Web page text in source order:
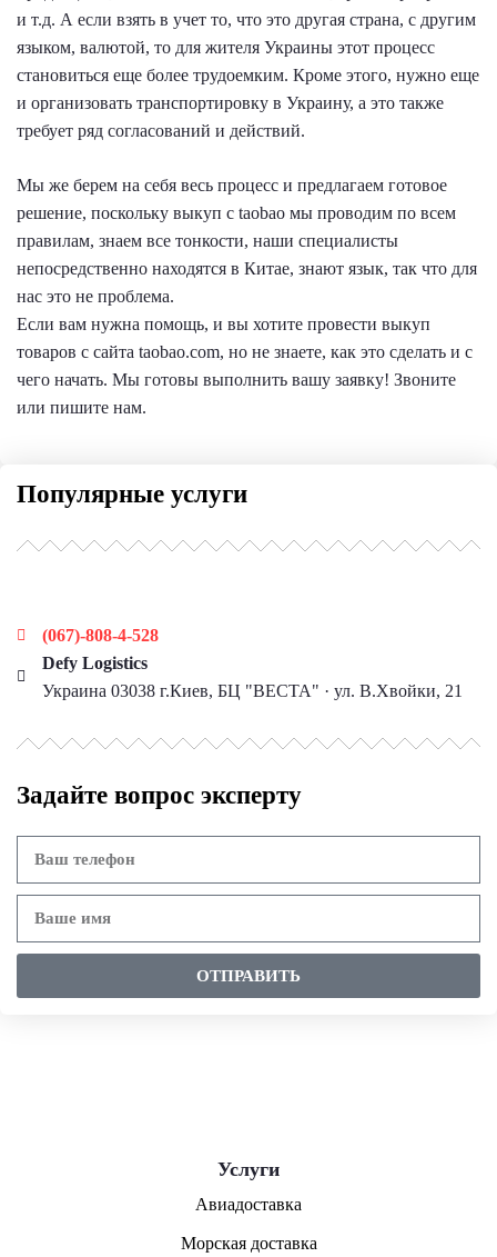
и т.д. А если взять в учет то, что это другая страна, с другим
языком, валютой, то для жителя Украины этот процесс
становиться еще более трудоемким. Кроме этого, нужно еще
и организовать транспортировку в Украину, а это также
требует ряд согласований и действий.
Мы же берем на себя весь процесс и предлагаем готовое
решение, поскольку выкуп с taobao мы проводим по всем
правилам, знаем все тонкости, наши специалисты
непосредственно находятся в Китае, знают язык, так что для
нас это не проблема.
Если вам нужна помощь, и вы хотите провести выкуп
товаров с сайта taobao.com, но не знаете, как это сделать и с
чего начать. Мы готовы выполнить вашу заявку! Звоните
или пишите нам.
Популярные услуги
(067)-808-4-528
Defy Logistics
Украина 03038 г.Киев, БЦ "ВЕСТА" · ул. В.Хвойки, 21
Задайте вопрос эксперту
ОТПРАВИТЬ
Услуги
Авиадоставка
Морская доставка